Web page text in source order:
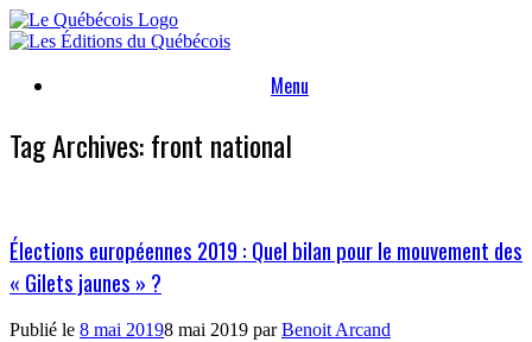
Skip
to
Menu
Tag Archives:front national
Élections européennes 2019 : Quel bilan pour le mouvement des
« Gilets jaunes » ?
Publié le 8 mai 20198 mai 2019 parBenoit Arcand